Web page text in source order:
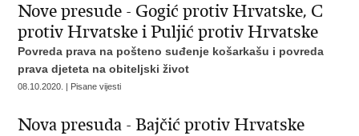
Nove presude - Gogić protiv Hrvatske, C
protiv Hrvatske i Puljić protiv Hrvatske
Povreda prava na pošteno suđenje košarkašu i povreda
prava djeteta na obiteljski život
08.10.2020. | Pisane vijesti
Nova presuda - Bajčić protiv Hrvatske